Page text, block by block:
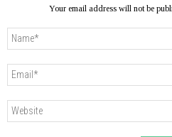
Your email address will not be